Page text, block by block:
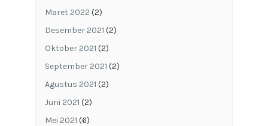
Maret 2022 (2)
Desember 2021 (2)
Oktober 2021 (2)
September 2021 (2)
Agustus 2021 (2)
Juni 2021 (2)
Mei 2021 (6)